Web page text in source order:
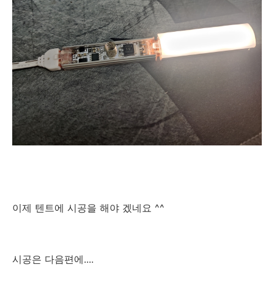
이제 텐트에 시공을 해야 겠네요 ^^
시공은 다음편에....